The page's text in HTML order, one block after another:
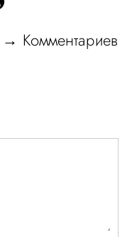
→ Комментариев